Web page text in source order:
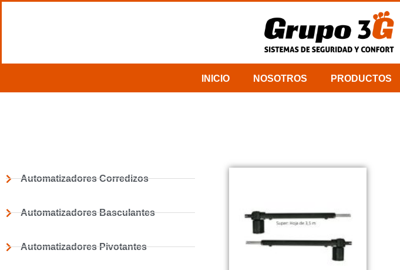
INICIO NOSOTROS PRODUCTOS
Automatizadores Corredizos
Automatizadores Basculantes
Automatizadores Pivotantes